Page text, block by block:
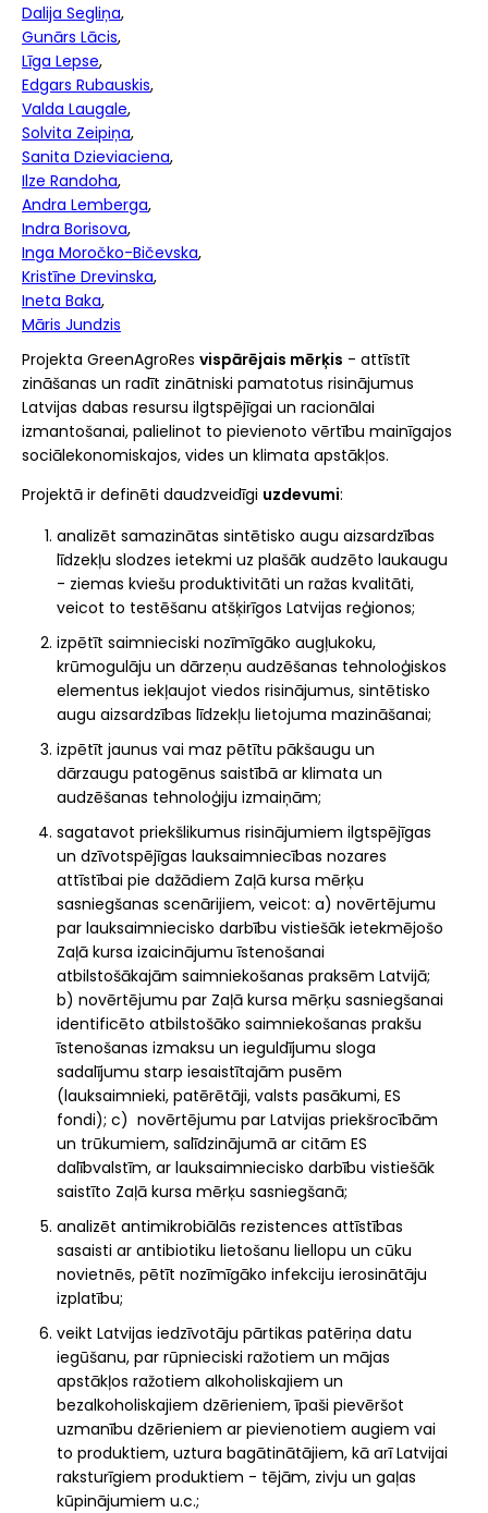
Dalija Segliņa
Gunārs Lācis
Līga Lepse
Edgars Rubauskis
Valda Laugale
Solvita Zeipiņa
Sanita Dzieviaciena
Ilze Randoha
Andra Lemberga
Indra Borisova
Inga Moročko-Bičevska
Kristīne Drevinska
Ineta Baka
Māris Jundzis
Projekta GreenAgroRes vispārējais mērķis - attīstīt
zināšanas un radīt zinātniski pamatotus risinājumus
Latvijas dabas resursu ilgtspējīgai un racionālai
izmantošanai, palielinot to pievienoto vērtību mainīgajos
sociālekonomiskajos, vides un klimata apstākļos.
Projektā ir definēti daudzveidīgi uzdevumi:
analizēt samazinātas sintētisko augu aizsardzības
līdzekļu slodzes ietekmi uz plašāk audzēto laukaugu
- ziemas kviešu produktivitāti un ražas kvalitāti,
veicot to testēšanu atšķirīgos Latvijas reģionos;
izpētīt saimnieciski nozīmīgāko augļukoku,
krūmogulāju un dārzeņu audzēšanas tehnoloģiskos
elementus iekļaujot viedos risinājumus, sintētisko
augu aizsardzības līdzekļu lietojuma mazināšanai;
izpētīt jaunus vai maz pētītu pākšaugu un
dārzaugu patogēnus saistībā ar klimata un
audzēšanas tehnoloģiju izmaiņām;
sagatavot priekšlikumus risinājumiem ilgtspējīgas
un dzīvotspējīgas lauksaimniecības nozares
attīstībai pie dažādiem Zaļā kursa mērķu
sasniegšanas scenārijiem, veicot: a) novērtējumu
par lauksaimniecisko darbību vistiešāk ietekmējošo
Zaļā kursa izaicinājumu īstenošanai
atbilstošākajām saimniekošanas praksēm Latvijā;
b) novērtējumu par Zaļā kursa mērķu sasniegšanai
identificēto atbilstošāko saimniekošanas prakšu
īstenošanas izmaksu un ieguldījumu sloga
sadalījumu starp iesaistītajām pusēm
(lauksaimnieki, patērētāji, valsts pasākumi, ES
fondi); c) novērtējumu par Latvijas priekšrocībām
un trūkumiem, salīdzinājumā ar citām ES
dalībvalstīm, ar lauksaimniecisko darbību vistiešāk
saistīto Zaļā kursa mērķu sasniegšanā;
analizēt antimikrobiālās rezistences attīstības
sasaisti ar antibiotiku lietošanu liellopu un cūku
novietnēs, pētīt nozīmīgāko infekciju ierosinātāju
izplatību;
veikt Latvijas iedzīvotāju pārtikas patēriņa datu
iegūšanu, par rūpnieciski ražotiem un mājas
apstākļos ražotiem alkoholiskajiem un
bezalkoholiskajiem dzērieniem, īpaši pievēršot
uzmanību dzērieniem ar pievienotiem augiem vai
to produktiem, uztura bagātinātājiem, kā arī Latvijai
raksturīgiem produktiem - tējām, zivju un gaļas
kūpinājumiem u.c.;